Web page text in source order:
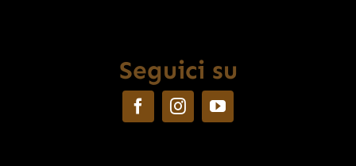
Seguici su